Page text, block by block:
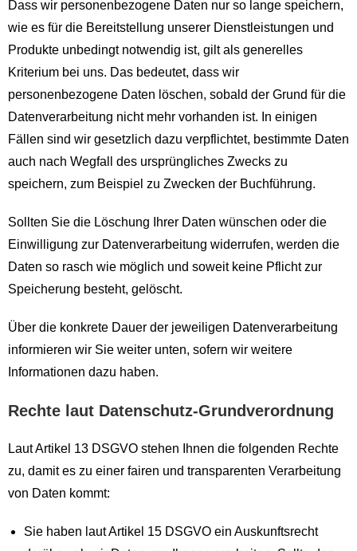
Dass wir personenbezogene Daten nur so lange speichern,
wie es für die Bereitstellung unserer Dienstleistungen und
Produkte unbedingt notwendig ist, gilt als generelles
Kriterium bei uns. Das bedeutet, dass wir
personenbezogene Daten löschen, sobald der Grund für die
Datenverarbeitung nicht mehr vorhanden ist. In einigen
Fällen sind wir gesetzlich dazu verpflichtet, bestimmte Daten
auch nach Wegfall des ursprüngliches Zwecks zu
speichern, zum Beispiel zu Zwecken der Buchführung.
Sollten Sie die Löschung Ihrer Daten wünschen oder die
Einwilligung zur Datenverarbeitung widerrufen, werden die
Daten so rasch wie möglich und soweit keine Pflicht zur
Speicherung besteht, gelöscht.
Über die konkrete Dauer der jeweiligen Datenverarbeitung
informieren wir Sie weiter unten, sofern wir weitere
Informationen dazu haben.
Rechte laut Datenschutz-Grundverordnung
Laut Artikel 13 DSGVO stehen Ihnen die folgenden Rechte
zu, damit es zu einer fairen und transparenten Verarbeitung
von Daten kommt:
Sie haben laut Artikel 15 DSGVO ein Auskunftsrecht